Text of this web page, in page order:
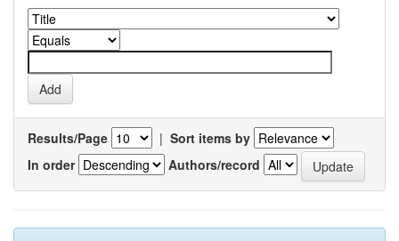
Results/Page | Sort items by
In order
Authors/record